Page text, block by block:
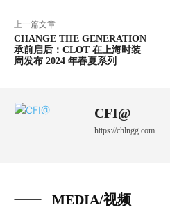
上一篇文章
CHANGE THE GENERATION
承前启后：CLOT 在上海时装
周发布 2024 年春夏系列
CFI@
https://chlngg.com
MEDIA/视频